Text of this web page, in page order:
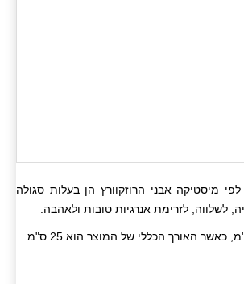
לפי מיסטיקה אבני הרוזקוורץ הן בעלות סגולה
לשלווה, לזרימת אנרגיות טובות ולאהבה.